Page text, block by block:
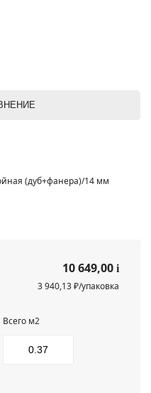
(дуб+фанера)/14 мм
10 649,00 i
3 940,13 ₽/упаковка
Всего м2